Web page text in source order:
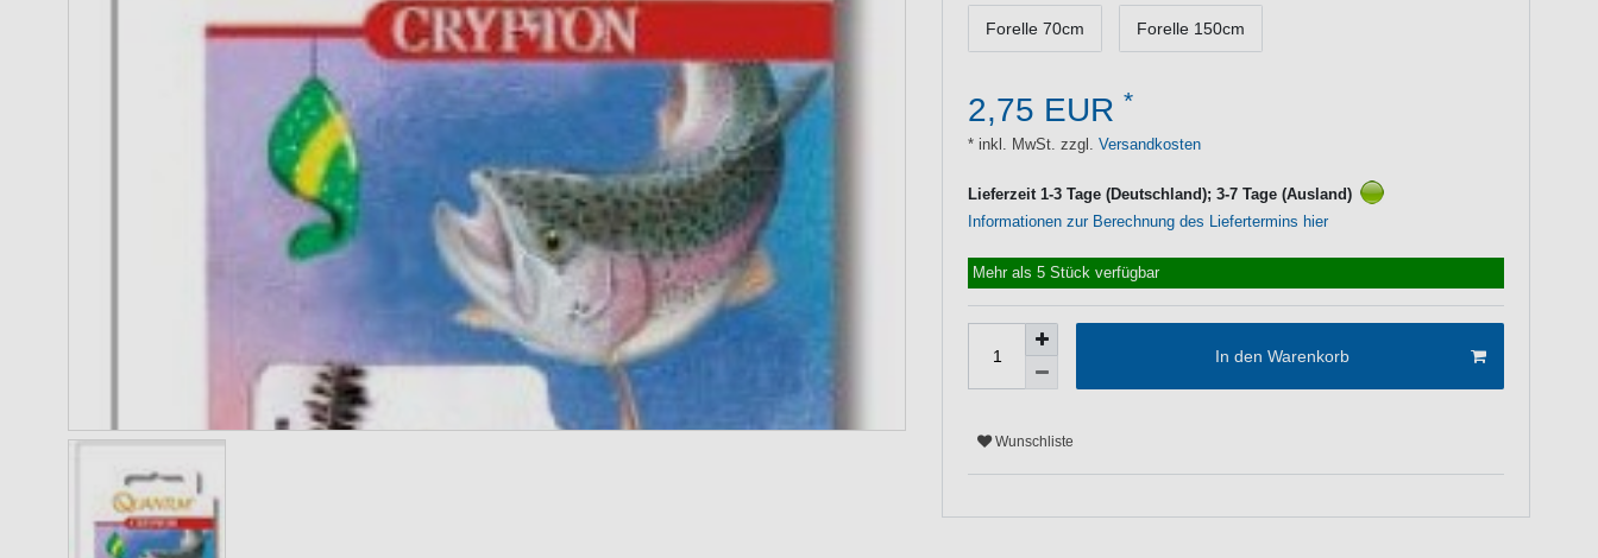
Forelle 70cm Forelle 150cm
2,75 EUR *
* inkl. MwSt. zzgl. Versandkosten
Lieferzeit 1-3 Tage (Deutschland); 3-7 Tage (Ausland)
Informationen zur Berechnung des Liefertermins hier
Mehr als 5 Stück verfügbar
In den Warenkorb
Wunschliste